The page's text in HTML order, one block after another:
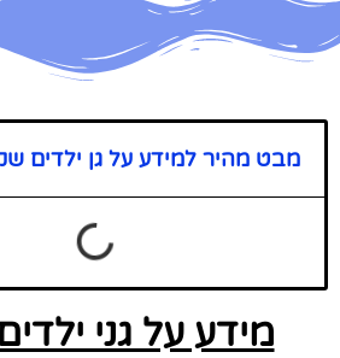
מבט מהיר למידע על גן ילדים
מידע על גני